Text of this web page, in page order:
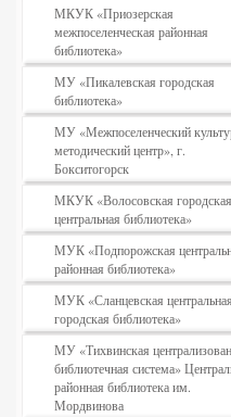
МКУК «Приозерская
межпоселенческая районная
библиотека»
МУ «Пикалевская городская
библиотека»
МУ «Межпоселенческий
методический центр», г.
Бокситогорск
МКУК «Волосовская городская
центральная библиотека»
МУК «Подпорожская
районная библиотека»
МУК «Сланцевская центральная
городская библиотека»
МУ «Тихвинская
библиотечная система»
районная библиотека им.
Мордвинова